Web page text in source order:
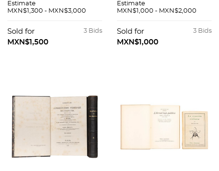
MÉXICO, SIGLO XX
pz
Estimate
MXN$1,300 - MXN$3,000
3 Bids
Sold for
MXN$1,500
Unidos Mexicanos /
del Estado de
Guanajuato. 1883.
Estimate
MXN$1,000 - MXN$2,000
3 Bids
Sold for
MXN$1,000